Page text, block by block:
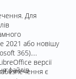
Для
2021 або новішу
365).
версії
є
файлів